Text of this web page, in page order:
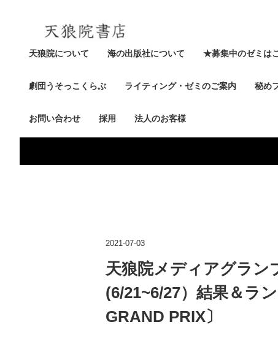
天狼院について 海の出版社について ★募集中のゼミは
劇団うそっこくらぶ ライティング・ゼミのご案内 秘め
お問い合わせ 採用 法人のお客様
2021-07-03
天狼院メディアグラン
(6/21~6/27）結果＆ラ
GRAND PRIX〕